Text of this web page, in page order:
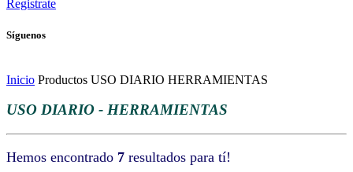
Registrate
Síguenos
Inicio Productos USO DIARIO HERRAMIENTAS
USO DIARIO - HERRAMIENTAS
Hemos encontrado 7 resultados para tí!